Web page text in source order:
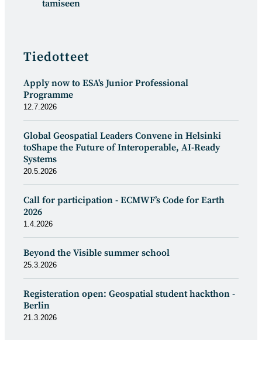
tamiseen
Tiedotteet
Apply now to ESA's Junior Professional
Programme
12.7.2026
Global Geospatial Leaders Convene in Helsinki
toShape the Future of Interoperable, AI-Ready
Systems
20.5.2026
Call for participation - ECMWF’s Code for Earth
2026
1.4.2026
Beyond the Visible summer school
25.3.2026
Registeration open: Geospatial student hackthon -
Berlin
21.3.2026